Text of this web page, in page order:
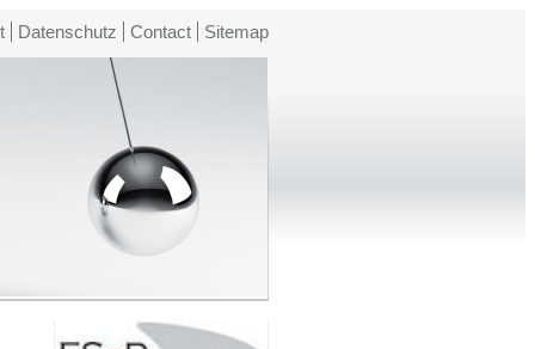
Datenschutz Contact Sitemap